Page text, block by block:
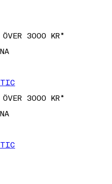
ÖVER 3000 KR*
ÖVER 3000 KR*